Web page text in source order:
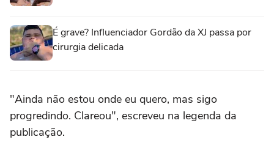
É grave? Influenciador Gordão da XJ passa por
cirurgia delicada
"Ainda não estou onde eu quero, mas sigo
progredindo. Clareou", escreveu na legenda da
publicação.